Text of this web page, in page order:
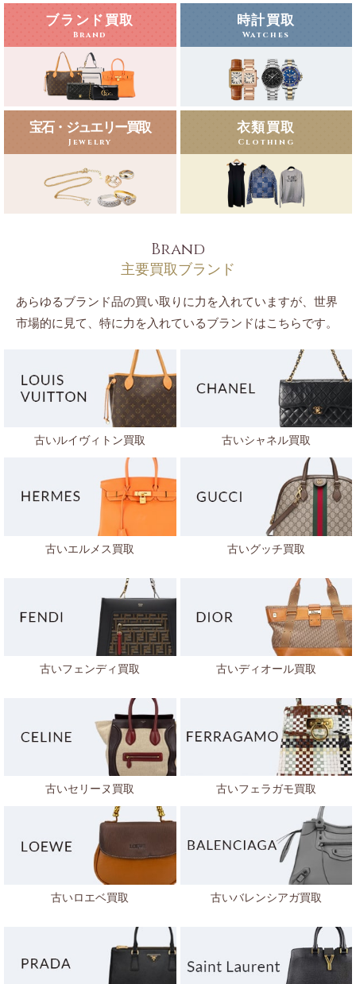
ブランド買取
Brand
時計買取
Watches
宝石・ジュエリー買取
Jewelry
衣類買取
Clothing
Brand
主要買取ブランド
あらゆるブランド品の買い取りに力を入れていますが、世界
市場的に見て、特に力を入れているブランドはこちらです。
古いルイヴィトン買取 古いシャネル買取
古いエルメス買取 古いグッチ買取
古いフェンディ買取 古いディオール買取
古いセリーヌ買取 古いフェラガモ買取
古いロエベ買取 古いバレンシアガ買取